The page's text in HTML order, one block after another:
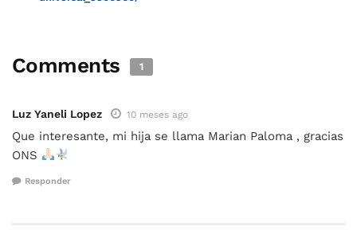
Comments 1
Luz Yaneli Lopez 10 meses ago
Que interesante, mi hija se llama Marian Paloma , gracias
ONS
Responder